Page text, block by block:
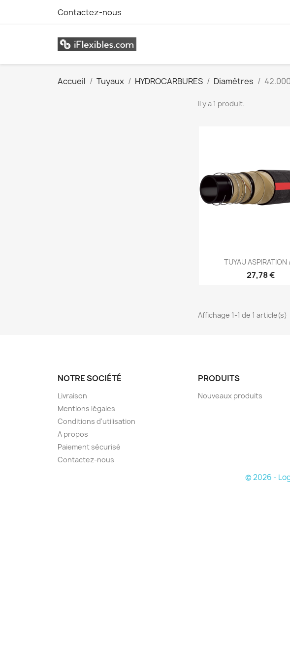
Contactez-nous
Accueil Tuyaux HYDROCARBURES Diamètres 42.000
Il y a 1 produit.
Aperçu
TUYAU ASPIRATION
27,78 €
Affichage 1-1 de 1 article(s)
NOTRE SOCIÉTÉ
Livraison
Mentions légales
Conditions d'utilisation
A propos
Paiement sécurisé
Contactez-nous
PRODUITS
Nouveaux produits
© 2026 -